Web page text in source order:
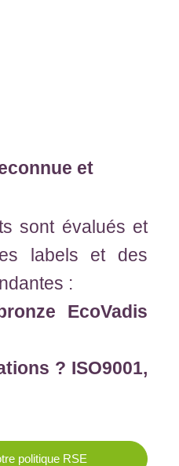
et
sont évalués et
labels et des
:
EcoVadis
? ISO9001,
politique RSE